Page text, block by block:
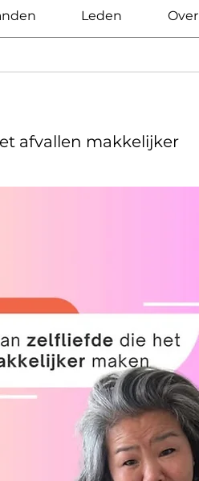
Leden Over
afvallen makkelijker